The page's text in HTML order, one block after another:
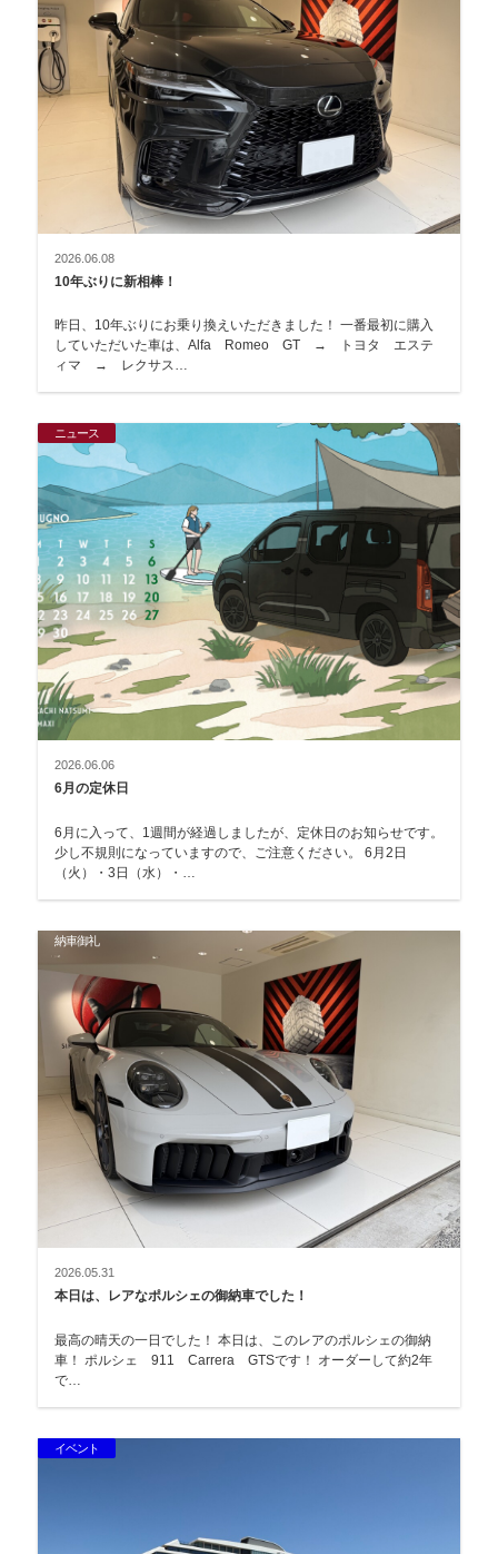
2026.06.08
10年ぶりに新相棒！
昨日、10年ぶりにお乗り換えいただきました！ 一番最初に購入
していただいた車は、Alfa Romeo GT → トヨタ エステ
ィマ → レクサス…
ニュース
2026.06.06
6月の定休日
6月に入って、1週間が経過しましたが、定休日のお知らせです。
少し不規則になっていますので、ご注意ください。 6月2日
（火）・3日（水）・…
納車御礼
2026.05.31
本日は、レアなポルシェの御納車でした！
最高の晴天の一日でした！ 本日は、このレアのポルシェの御納
車！ ポルシェ 911 Carrera GTSです！ オーダーして約2年
で…
イベント